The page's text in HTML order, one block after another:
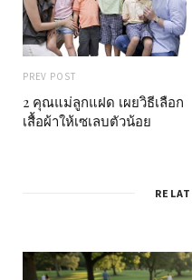
PREV POST
2 คุณแม่ลูกแฝด เผยวิธีเลือก
เสื้อผ้าให้เซเลบตัวน้อย